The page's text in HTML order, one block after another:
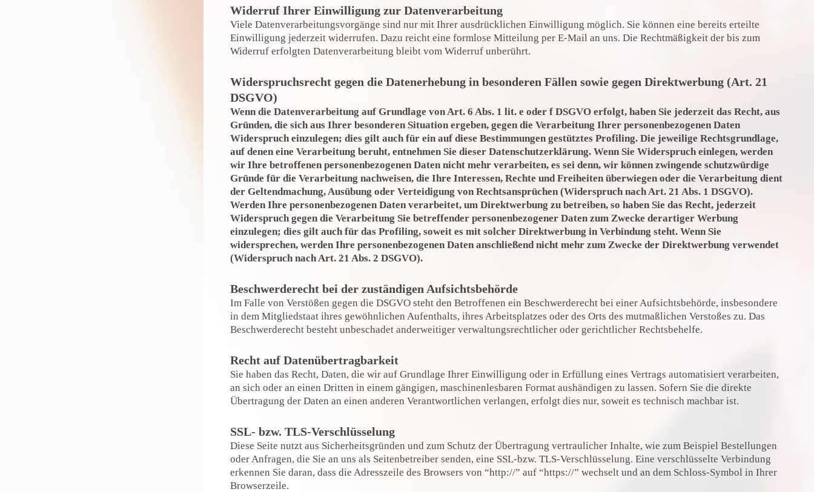
Widerruf Ihrer Einwilligung zur Datenverarbeitung
Viele Datenverarbeitungsvorgänge sind nur mit Ihrer ausdrücklichen Einwilligung möglich. Sie können eine bereits erteilte
Einwilligung jederzeit widerrufen. Dazu reicht eine formlose Mitteilung per E-Mail an uns. Die Rechtmäßigkeit der bis zum
Widerruf erfolgten Datenverarbeitung bleibt vom Widerruf unberührt.
Widerspruchsrecht gegen die Datenerhebung in besonderen Fällen sowie gegen Direktwerbung (Art. 21
DSGVO)
Wenn die Datenverarbeitung auf Grundlage von Art. 6 Abs. 1 lit. e oder f DSGVO erfolgt, haben Sie jederzeit das Recht, aus
Gründen, die sich aus Ihrer besonderen Situation ergeben, gegen die Verarbeitung Ihrer personenbezogenen Daten
Widerspruch einzulegen; dies gilt auch für ein auf diese Bestimmungen gestütztes Profiling. Die jeweilige Rechtsgrundlage,
auf denen eine Verarbeitung beruht, entnehmen Sie dieser Datenschutzerklärung. Wenn Sie Widerspruch einlegen, werden
wir Ihre betroffenen personenbezogenen Daten nicht mehr verarbeiten, es sei denn, wir können zwingende schutzwürdige
Gründe für die Verarbeitung nachweisen, die Ihre Interessen, Rechte und Freiheiten überwiegen oder die Verarbeitung dient
der Geltendmachung, Ausübung oder Verteidigung von Rechtsansprüchen (Widerspruch nach Art. 21 Abs. 1 DSGVO).
Werden Ihre personenbezogenen Daten verarbeitet, um Direktwerbung zu betreiben, so haben Sie das Recht, jederzeit
Widerspruch gegen die Verarbeitung Sie betreffender personenbezogener Daten zum Zwecke derartiger Werbung
einzulegen; dies gilt auch für das Profiling, soweit es mit solcher Direktwerbung in Verbindung steht. Wenn Sie
widersprechen, werden Ihre personenbezogenen Daten anschließend nicht mehr zum Zwecke der Direktwerbung verwendet
(Widerspruch nach Art. 21 Abs. 2 DSGVO).
Beschwerderecht bei der zuständigen Aufsichtsbehörde
Im Falle von Verstößen gegen die DSGVO steht den Betroffenen ein Beschwerderecht bei einer Aufsichtsbehörde, insbesondere
in dem Mitgliedstaat ihres gewöhnlichen Aufenthalts, ihres Arbeitsplatzes oder des Orts des mutmaßlichen Verstoßes zu. Das
Beschwerderecht besteht unbeschadet anderweitiger verwaltungsrechtlicher oder gerichtlicher Rechtsbehelfe.
Recht auf Datenübertragbarkeit
Sie haben das Recht, Daten, die wir auf Grundlage Ihrer Einwilligung oder in Erfüllung eines Vertrags automatisiert verarbeiten,
an sich oder an einen Dritten in einem gängigen, maschinenlesbaren Format aushändigen zu lassen. Sofern Sie die direkte
Übertragung der Daten an einen anderen Verantwortlichen verlangen, erfolgt dies nur, soweit es technisch machbar ist.
SSL- bzw. TLS-Verschlüsselung
Diese Seite nutzt aus Sicherheitsgründen und zum Schutz der Übertragung vertraulicher Inhalte, wie zum Beispiel Bestellungen
oder Anfragen, die Sie an uns als Seitenbetreiber senden, eine SSL-bzw. TLS-Verschlüsselung. Eine verschlüsselte Verbindung
erkennen Sie daran, dass die Adresszeile des Browsers von “http://” auf “https://” wechselt und an dem Schloss-Symbol in Ihrer
Browserzeile.